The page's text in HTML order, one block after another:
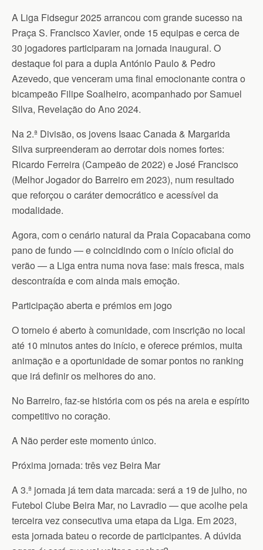
A Liga Fidsegur 2025 arrancou com grande sucesso na
Praça S. Francisco Xavier, onde 15 equipas e cerca de
30 jogadores participaram na jornada inaugural. O
destaque foi para a dupla António Paulo & Pedro
Azevedo, que venceram uma final emocionante contra o
bicampeão Filipe Soalheiro, acompanhado por Samuel
Silva, Revelação do Ano 2024.
Na 2.ª Divisão, os jovens Isaac Canada & Margarida
Silva surpreenderam ao derrotar dois nomes fortes:
Ricardo Ferreira (Campeão de 2022) e José Francisco
(Melhor Jogador do Barreiro em 2023), num resultado
que reforçou o caráter democrático e acessível da
modalidade.
Agora, com o cenário natural da Praia Copacabana como
pano de fundo — e coincidindo com o início oficial do
verão — a Liga entra numa nova fase: mais fresca, mais
descontraída e com ainda mais emoção.
Participação aberta e prémios em jogo
O torneio é aberto à comunidade, com inscrição no local
até 10 minutos antes do início, e oferece prémios, muita
animação e a oportunidade de somar pontos no ranking
que irá definir os melhores do ano.
No Barreiro, faz-se história com os pés na areia e espírito
competitivo no coração.
A Não perder este momento único.
Próxima jornada: três vez Beira Mar
A 3.ª jornada já tem data marcada: será a 19 de julho, no
Futebol Clube Beira Mar, no Lavradio — que acolhe pela
terceira vez consecutiva uma etapa da Liga. Em 2023,
esta jornada bateu o recorde de participantes. A dúvida